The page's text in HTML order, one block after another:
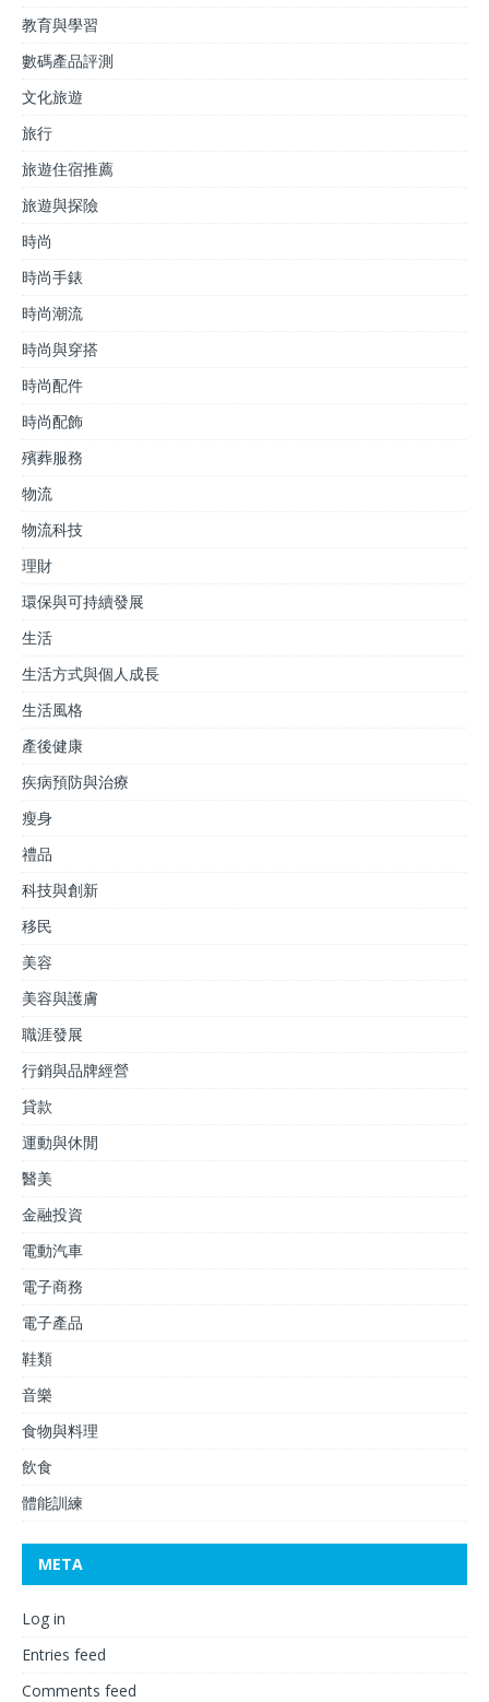
教育與學習
數碼產品評測
文化旅遊
旅行
旅遊住宿推薦
旅遊與探險
時尚
時尚手錶
時尚潮流
時尚與穿搭
時尚配件
時尚配飾
殯葬服務
物流
物流科技
理財
環保與可持續發展
生活
生活方式與個人成長
生活風格
產後健康
疾病預防與治療
瘦身
禮品
科技與創新
移民
美容
美容與護膚
職涯發展
行銷與品牌經營
貸款
運動與休閒
醫美
金融投資
電動汽車
電子商務
電子產品
鞋類
音樂
食物與料理
飲食
體能訓練
META
Log in
Entries feed
Comments feed